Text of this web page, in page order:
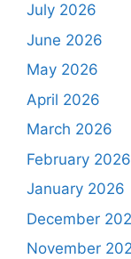
July 2026
June 2026
May 2026
April 2026
March 2026
February 2026
January 2026
December
November